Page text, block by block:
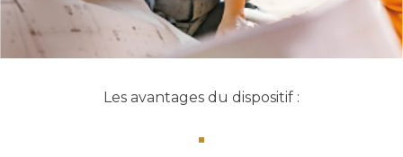
Les avantages du dispositif :